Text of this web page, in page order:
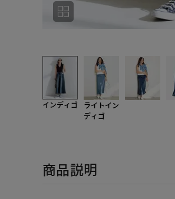
インディゴ
ライトイン
ディゴ
商品説明